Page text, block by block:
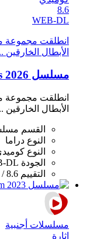
8.6
WEB-DL
انطلقت مجموعة
الأبطال الخارقين
مسلسل The Boys 2026 مترجم HD
انطلقت مجموعة
الأبطال الخارقين
القسم
النوع دراما
النوع
الجودة DL
التقييم 8.6 / 10
مسلسلات أجنبية
اثارة